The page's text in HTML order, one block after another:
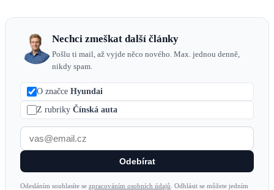
Nechci zmeškat další články
Pošlu ti mail, až vyjde něco nového. Max. jednou denně,
nikdy spam.
O značce Hyundai
Z rubriky Čínská auta
Odebírat
Odesláním souhlasíte se zpracováním osobních údajů . Odhlásit se můžete jedním